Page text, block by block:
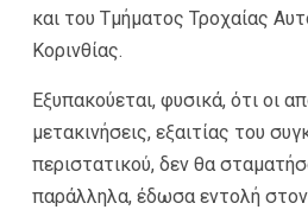
και του Τμήματος Τροχαίας
Κορινθίας.
Εξυπακούεται, φυσικά, ότι οι
μετακινήσεις, εξαιτίας του
περιστατικού, δεν θα
παράλληλα, έδωσα εντολή